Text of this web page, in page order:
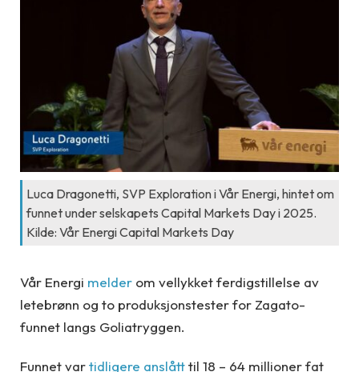
Luca Dragonetti, SVP Exploration i Vår Energi, hintet om
funnet under selskapets Capital Markets Day i 2025.
Kilde: Vår Energi Capital Markets Day
Vår Energi melder om vellykket ferdigstillelse av
letebrønn og to produksjonstester for Zagato-
funnet langs Goliatryggen.
Funnet vartidligere anslåtttil 18 – 64 millioner fat